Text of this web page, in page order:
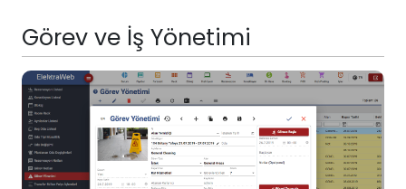
Görev ve İş Yönetimi